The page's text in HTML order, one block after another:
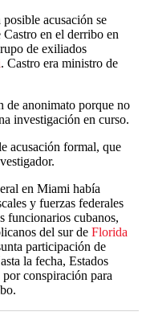
acusación se
en el derribo en
de exiliados
. Castro era ministro de
de anonimato porque no
investigación en curso.
acusación formal, que
en Miami había
y fuerzas federales
funcionarios cubanos,
del sur de Florida
participación de
la fecha, Estados
conspiración para